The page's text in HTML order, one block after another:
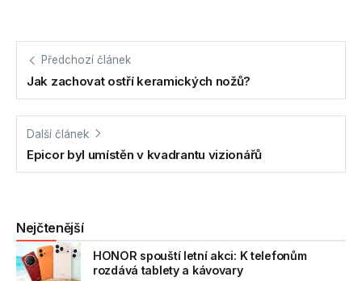
Předchozí článek
Jak zachovat ostří keramických nožů?
Další článek
Epicor byl umístěn v kvadrantu vizionářů
Nejčtenější
HONOR spouští letní akci: K telefonům
rozdává tablety a kávovary